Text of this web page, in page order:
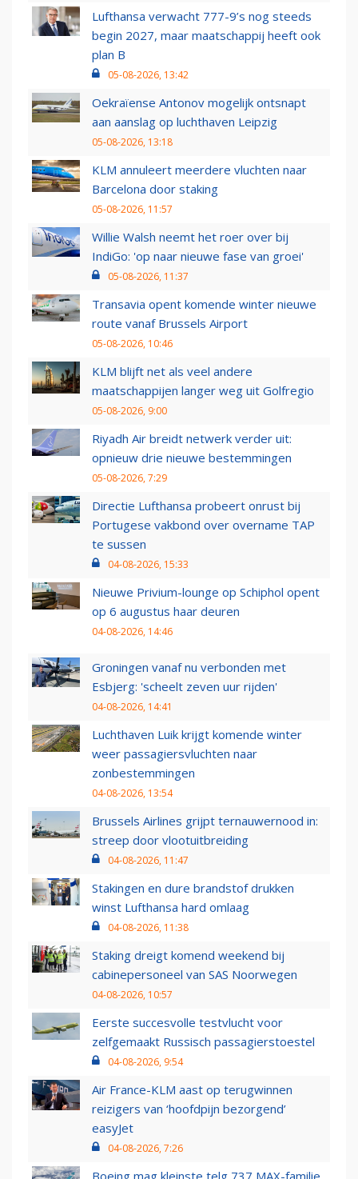
Lufthansa verwacht 777-9’s nog steeds
begin 2027, maar maatschappij heeft ook
plan B
05-08-2026, 13:42
Oekraïense Antonov mogelijk ontsnapt
aan aanslag op luchthaven Leipzig
05-08-2026, 13:18
KLM annuleert meerdere vluchten naar
Barcelona door staking
05-08-2026, 11:57
Willie Walsh neemt het roer over bij
IndiGo: 'op naar nieuwe fase van groei'
05-08-2026, 11:37
Transavia opent komende winter nieuwe
route vanaf Brussels Airport
05-08-2026, 10:46
KLM blijft net als veel andere
maatschappijen langer weg uit Golfregio
05-08-2026, 9:00
Riyadh Air breidt netwerk verder uit:
opnieuw drie nieuwe bestemmingen
05-08-2026, 7:29
Directie Lufthansa probeert onrust bij
Portugese vakbond over overname TAP
te sussen
04-08-2026, 15:33
Nieuwe Privium-lounge op Schiphol opent
op 6 augustus haar deuren
04-08-2026, 14:46
Groningen vanaf nu verbonden met
Esbjerg: 'scheelt zeven uur rijden'
04-08-2026, 14:41
Luchthaven Luik krijgt komende winter
weer passagiersvluchten naar
zonbestemmingen
04-08-2026, 13:54
Brussels Airlines grijpt ternauwernood in:
streep door vlootuitbreiding
04-08-2026, 11:47
Stakingen en dure brandstof drukken
winst Lufthansa hard omlaag
04-08-2026, 11:38
Staking dreigt komend weekend bij
cabinepersoneel van SAS Noorwegen
04-08-2026, 10:57
Eerste succesvolle testvlucht voor
zelfgemaakt Russisch passagierstoestel
04-08-2026, 9:54
Air France-KLM aast op terugwinnen
reizigers van ‘hoofdpijn bezorgend’
easyJet
04-08-2026, 7:26
Boeing mag kleinste telg 737 MAX-familie